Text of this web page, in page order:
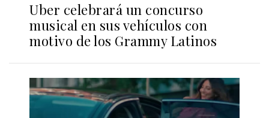
Uber celebrará un concurso
musical en sus vehículos con
motivo de los Grammy Latinos